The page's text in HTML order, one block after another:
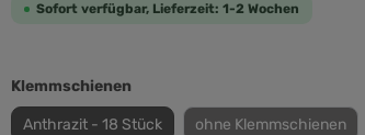
Sofort verfügbar, Lieferzeit: 1-2 Wochen
Klemmschienen
Anthrazit - 18 Stück ohne Klemmschienen